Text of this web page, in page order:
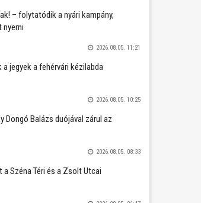
– folytatódik a nyári kampány,
nyerni
2026.08.05. 11:21
jegyek a fehérvári kézilabda
2026.08.05. 10:25
Dongó Balázs duójával zárul az
2026.08.05. 08:33
Széna Téri és a Zsolt Utcai